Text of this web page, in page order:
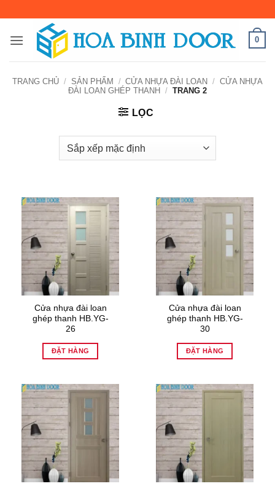
nội
0
TRANG CHỦ / SẢN PHẨM / CỬA NHỰA ĐÀI LOAN / CỬA NHỰA
ĐÀI LOAN GHÉP THANH
/ TRANG 2
LỌC
Cửa nhựa đài loan
ghép thanh HB.YG-
26
ĐẶT HÀNG
Cửa nhựa đài loan
ghép thanh HB.YG-
30
ĐẶT HÀNG